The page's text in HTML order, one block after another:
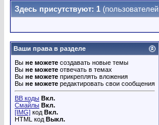
Здесь присутствуют: 1
Ваши права в разделе
Вы не можете создавать новые темы
Вы не можете отвечать в темах
Вы не можете прикреплять вложения
Вы не можете редактировать свои сообщения
BB коды Вкл.
Смайлы Вкл.
[IMG] код Вкл.
HTML код Выкл.